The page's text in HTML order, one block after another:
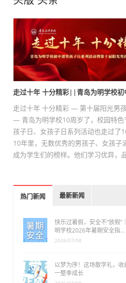
走过十年 十分精彩||青岛为明学校
走过十年 十分精彩 — 第十届阳光男
— 青岛为明学校10周岁了，校园特
孩子日、女孩子日系列活动也走过了
10年里，无数优秀的男孩子、女孩子
成为学生们的榜样。他们学习优异，
热门新闻 最新新闻
快乐过暑假，安全不“放假”
明学校2026年暑期安全指…
2026/07/08
以梦为序！这场散学礼，收
一整季成长